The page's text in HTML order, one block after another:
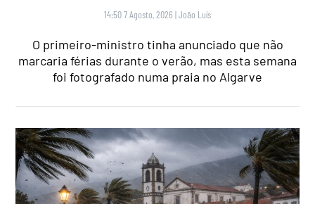
14:50 7 Agosto, 2026 |João Luís
O primeiro-ministro tinha anunciado que não
marcaria férias durante o verão, mas esta semana
foi fotografado numa praia no Algarve